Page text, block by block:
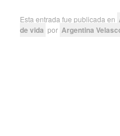
Esta entrada fue publicada en
de vida por Argentina